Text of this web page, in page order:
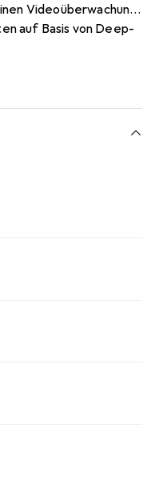
Videoüberwachung
auf Basis von Deep-